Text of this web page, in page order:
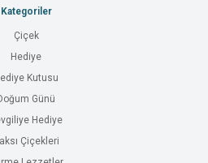
Kategoriler
Çiçek
Hediye
Kutusu
Günü
Hediye
Çiçekleri